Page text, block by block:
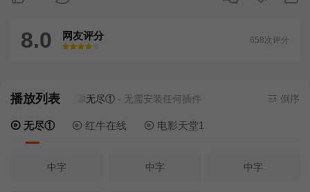
8.0 网友评分
很差
较差还行推荐力荐
658次评分
播放列表
当前资源来源 无尽①- 无需安装任何插件 倒序
无尽① 红牛在线 电影天堂1
中字 中字 中字